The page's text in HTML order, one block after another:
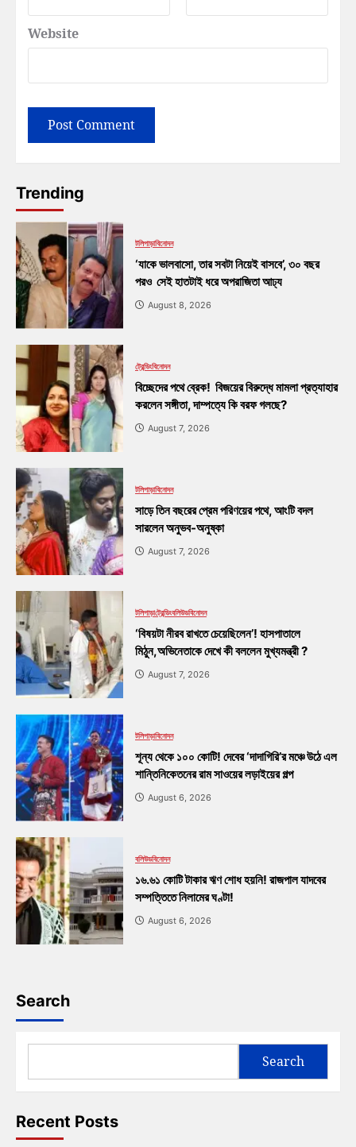
Website
Trending
টলিপাড়াবিনোদন
‘যাকে ভালবাসো, তার সবটা নিয়েই বাসবে’, ৩০ বছর
পরও সেই হাতটাই ধরে অপরাজিতা আঢ্য
August 8, 2026
ট্রেন্ডিংবিনোদন
বিচ্ছেদের পথে ব্রেক! বিজয়ের বিরুদ্ধে মামলা প্রত্যাহার
করলেন সঙ্গীতা, দাম্পত্যে কি বরফ গলছে?
August 7, 2026
টলিপাড়াবিনোদন
সাড়ে তিন বছরের প্রেম পরিণয়ের পথে, আংটি বদল
সারলেন অনুভব-অনুষ্কা
August 7, 2026
টলিপাড়াট্রেন্ডিংবলিউডবিনোদন
‘বিষয়টা নীরব রাখতে চেয়েছিলেন’! হাসপাতালে
মিঠুন,অভিনেতাকে দেখে কী বললেন মুখ্যমন্ত্রী ?
August 7, 2026
টলিপাড়াবিনোদন
শূন্য থেকে ১০০ কোটি! দেবের ‘দাদাগিরি’র মঞ্চে উঠে এল
শান্তিনিকেতনের রাম সাওয়ের লড়াইয়ের গল্প
August 6, 2026
বলিউডবিনোদন
১৬.৬১ কোটি টাকার ঋণ শোধ হয়নি! রাজপাল যাদবের
সম্পত্তিতে নিলামের ঘণ্টা!
August 6, 2026
Search
Search
Recent Posts